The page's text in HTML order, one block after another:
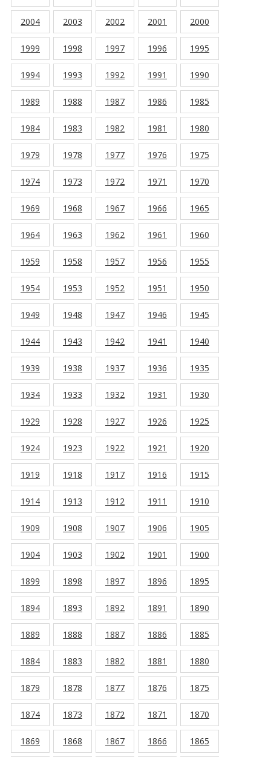
2004 2003 2002 2001 2000
1999 1998 1997 1996 1995
1994 1993 1992 1991 1990
1989 1988 1987 1986 1985
1984 1983 1982 1981 1980
1979 1978 1977 1976 1975
1974 1973 1972 1971 1970
1969 1968 1967 1966 1965
1964 1963 1962 1961 1960
1959 1958 1957 1956 1955
1954 1953 1952 1951 1950
1949 1948 1947 1946 1945
1944 1943 1942 1941 1940
1939 1938 1937 1936 1935
1934 1933 1932 1931 1930
1929 1928 1927 1926 1925
1924 1923 1922 1921 1920
1919 1918 1917 1916 1915
1914 1913 1912 1911 1910
1909 1908 1907 1906 1905
1904 1903 1902 1901 1900
1899 1898 1897 1896 1895
1894 1893 1892 1891 1890
1889 1888 1887 1886 1885
1884 1883 1882 1881 1880
1879 1878 1877 1876 1875
1874 1873 1872 1871 1870
1869 1868 1867 1866 1865